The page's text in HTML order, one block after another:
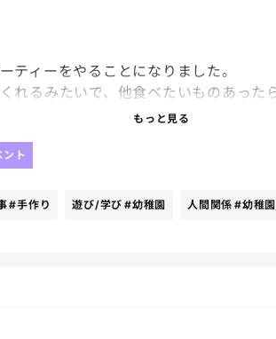
ティーをやることになりました。
れるみたいで、他食べたいものあった
が参加です。クーラーボックスにパウ
だと思うので、お惣菜屋さんで唐揚げ
買い、枝豆とかも考えていますが、何
もっと見る
ント
#手作り 遊び/学び #幼稚園 人間関係 #幼稚園